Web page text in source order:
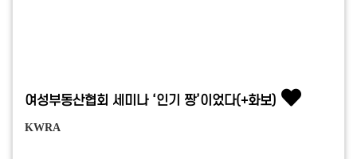
여성부동산협회 세미나 ‘인기 짱’이었다(+화보)
KWRA